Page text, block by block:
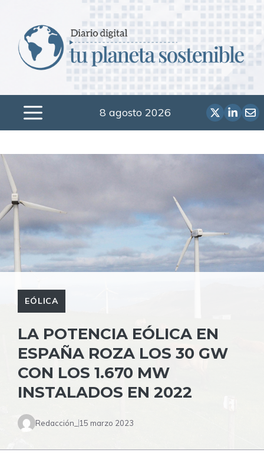
contenido
Menú
8 agosto 2026
EÓLICA
LA POTENCIA EÓLICA EN
ESPAÑA ROZA LOS 30 GW
CON LOS 1.670 MW
INSTALADOS EN 2022
Redacción_ 15 marzo 2023